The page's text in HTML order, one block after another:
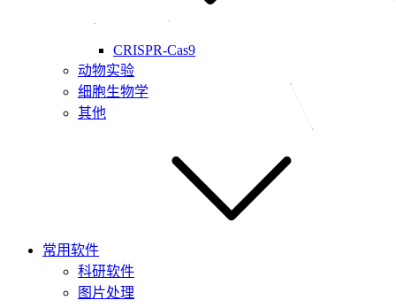
CRISPR-Cas9
动物实验
细胞生物学
其他
常用软件
科研软件
图片处理